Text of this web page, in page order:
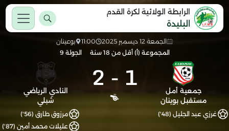
الرابطة الولائية لكرة القدم
البليدة
الجمعة 12 ديسمبر 2025 11:00
بوعينان
المجموعة (أ) أقل من 18 سنة
الجولة 9
جمعية أمل
مستقبل بوينان
1
-
2
النادي الرياضي
شبلي
غرزي عبد الجليل (48')
مرزوق طارق (56')
عليلات محمد أمين (87')